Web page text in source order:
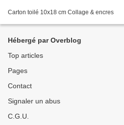
Carton toilé 10x18 cm Collage & encres
Hébergé par Overblog
Top articles
Pages
Contact
Signaler un abus
C.G.U.